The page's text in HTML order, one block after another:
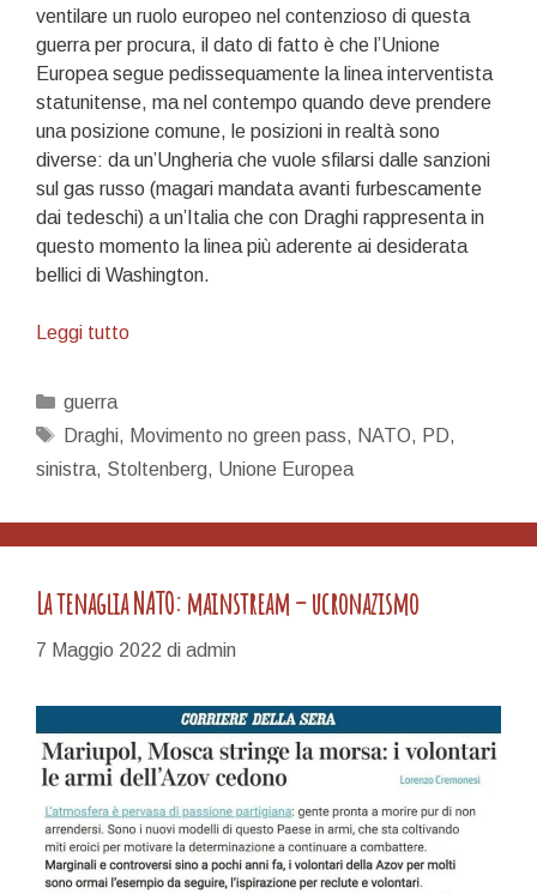
ventilare un ruolo europeo nel contenzioso di questa
guerra per procura, il dato di fatto è che l’Unione
Europea segue pedissequamente la linea interventista
statunitense, ma nel contempo quando deve prendere
una posizione comune, le posizioni in realtà sono
diverse: da un’Ungheria che vuole sfilarsi dalle sanzioni
sul gas russo (magari mandata avanti furbescamente
dai tedeschi) a un’Italia che con Draghi rappresenta in
questo momento la linea più aderente ai desiderata
bellici di Washington.
Leggi tuttoL’Europa
Categorie
guerra
Tag
Draghi, Movimento no green pass, NATO, PD,
sinistra, Stoltenberg, Unione Europea
La tenaglia NATO: mainstream – ucronazismo
7 Maggio 2022 di admin